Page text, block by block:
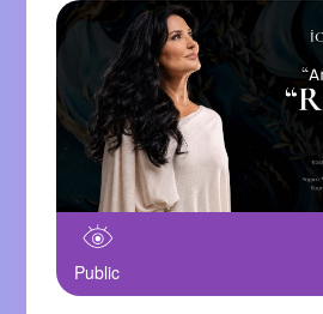
Public